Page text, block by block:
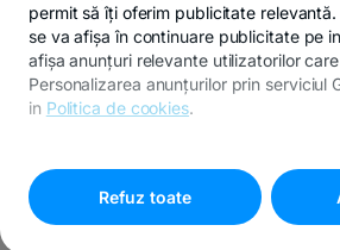
© Copyright 2026 Banca Transilvania.
rezervate.
-
opens
permit să îți oferim publicitate
se va afișa în continuare publicitate pe
afișa anunțuri relevante utilizatorilor
Personalizarea anunțurilor prin serviciul
in Politica de cookies.
cookies"
Refuz toate